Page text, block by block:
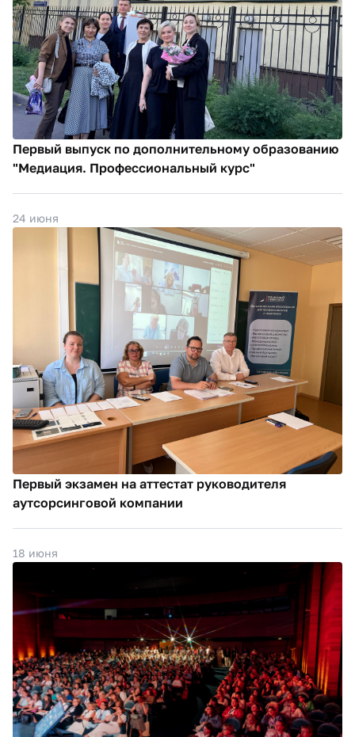
Первый выпуск по дополнительному образованию
"Медиация. Профессиональный курс"
24 июня
Первый экзамен на аттестат руководителя
аутсорсинговой компании
18 июня